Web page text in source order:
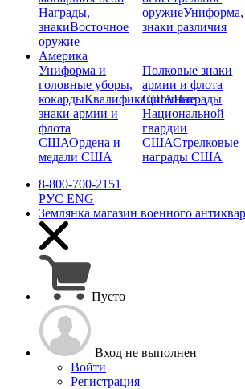
Награды,
знакиВосточное
оружие
оружиеУниформа,
знаки различия
Америка
Униформа и
головные уборы,
кокардыКвалификационные
знаки армии и
флота
СШАОрдена и
медали США
Полковые знаки
армии и флота
СШАНаграды
Национальной
гвардии
СШАСтрелковые
награды США
8-800-700-2151
РУС ENG
Землянка магазин военного
Пусто
Вход не выполнен
Войти
Регистрация